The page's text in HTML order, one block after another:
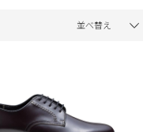
並べ替え